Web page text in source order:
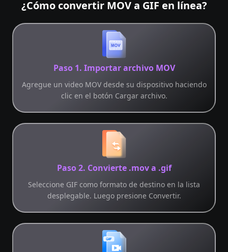
¿Cómo convertir MOV a GIF en línea?
Paso 1. Importar archivo MOV
Agregue un video MOV desde su dispositivo haciendo
clic en el botón Cargar archivo.
Paso 2. Convierte .mov a .gif
Seleccione GIF como formato de destino en la lista
desplegable. Luego presione Convertir.